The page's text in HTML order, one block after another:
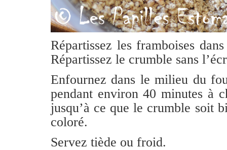
Répartissez les framboises
Répartissez le crumble sans
Enfournez dans le milieu du
pendant environ 40 minutes à
jusqu’à ce que le crumble soit
coloré.
Servez tiède ou froid.